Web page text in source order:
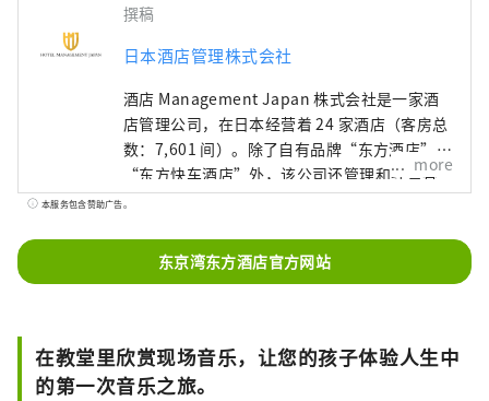
撰稿
日本酒店管理株式会社
酒店 Management Japan 株式会社是一家酒
店管理公司，在日本经营着 24 家酒店（客房总
数：7,601 间）。除了自有品牌“东方酒店”和
“东方快车酒店”外，该公司还管理和经营各
种酒店，包括“希尔顿”、“喜来登”和“日
more
本服务包含赞助广告。
东京湾东方酒店官方网站
在教堂里欣赏现场音乐，让您的孩子体验人生中
的第一次音乐之旅。